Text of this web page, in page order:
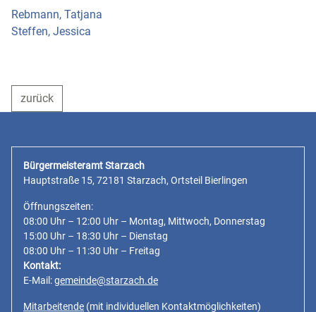
Rebmann, Tatjana
Steffen, Jessica
zurück
Bürgermeisteramt Starzach
Hauptstraße 15, 72181 Starzach, Ortsteil Bierlingen
Öffnungszeiten:
08:00 Uhr – 12:00 Uhr – Montag, Mittwoch, Donnerstag
15:00 Uhr – 18:30 Uhr – Dienstag
08:00 Uhr – 11:30 Uhr – Freitag
Kontakt:
E-Mail:gemeinde@starzach.de
Mitarbeitende (mit individuellen Kontaktmöglichkeiten)